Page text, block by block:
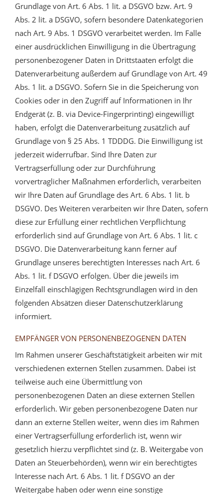
Grundlage von Art. 6 Abs. 1 lit. a DSGVO bzw. Art. 9
Abs. 2 lit. a DSGVO, sofern besondere Datenkategorien
nach Art. 9 Abs. 1 DSGVO verarbeitet werden. Im Falle
einer ausdrücklichen Einwilligung in die Übertragung
personenbezogener Daten in Drittstaaten erfolgt die
Datenverarbeitung außerdem auf Grundlage von Art. 49
Abs. 1 lit. a DSGVO. Sofern Sie in die Speicherung von
Cookies oder in den Zugriff auf Informationen in Ihr
Endgerät (z. B. via Device-Fingerprinting) eingewilligt
haben, erfolgt die Datenverarbeitung zusätzlich auf
Grundlage von § 25 Abs. 1 TDDDG. Die Einwilligung ist
jederzeit widerrufbar. Sind Ihre Daten zur
Vertragserfüllung oder zur Durchführung
vorvertraglicher Maßnahmen erforderlich, verarbeiten
wir Ihre Daten auf Grundlage des Art. 6 Abs. 1 lit. b
DSGVO. Des Weiteren verarbeiten wir Ihre Daten, sofern
diese zur Erfüllung einer rechtlichen Verpflichtung
erforderlich sind auf Grundlage von Art. 6 Abs. 1 lit. c
DSGVO. Die Datenverarbeitung kann ferner auf
Grundlage unseres berechtigten Interesses nach Art. 6
Abs. 1 lit. f DSGVO erfolgen. Über die jeweils im
Einzelfall einschlägigen Rechtsgrundlagen wird in den
folgenden Absätzen dieser Datenschutzerklärung
informiert.
EMPFÄNGER VON PERSONENBEZOGENEN DATEN
Im Rahmen unserer Geschäftstätigkeit arbeiten wir mit
verschiedenen externen Stellen zusammen. Dabei ist
teilweise auch eine Übermittlung von
personenbezogenen Daten an diese externen Stellen
erforderlich. Wir geben personenbezogene Daten nur
dann an externe Stellen weiter, wenn dies im Rahmen
einer Vertragserfüllung erforderlich ist, wenn wir
gesetzlich hierzu verpflichtet sind (z. B. Weitergabe von
Daten an Steuerbehörden), wenn wir ein berechtigtes
Interesse nach Art. 6 Abs. 1 lit. f DSGVO an der
Weitergabe haben oder wenn eine sonstige